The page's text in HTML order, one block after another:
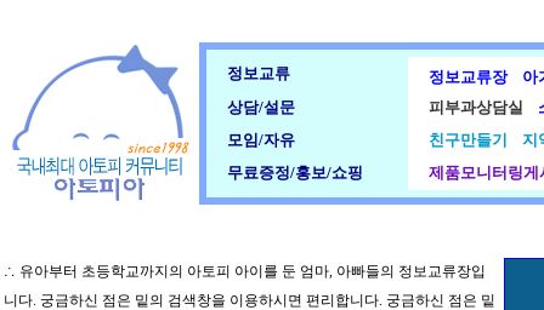
정보교류 정보교류장
아
상담/설문
피부과상담실
모임/자유
친구만들기
지
무료증정/홍보/쇼핑
제품모니터링게
∴ 유아부터 초등학교까지의 아토피 아이를 둔 엄마, 아빠들의 정보교류장입
니다. 궁금하신 점은 밑의 검색창을 이용하시면 편리합니다. 궁금하신 점은 밑